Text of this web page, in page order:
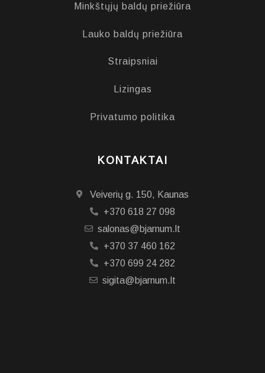
Minkštųjų baldų priežiūra
Lauko baldų priežiūra
Straipsniai
Lizingas
Privatumo politika
KONTAKTAI
Veiverių g. 150, Kaunas
+370 618 27 098
salonas@bjarnum.lt
+370 37 460 162
+370 699 24 282
sigita@bjarnum.lt